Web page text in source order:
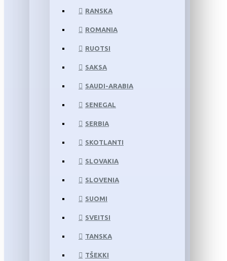
RANSKA
ROMANIA
RUOTSI
SAKSA
SAUDI-ARABIA
SENEGAL
SERBIA
SKOTLANTI
SLOVAKIA
SLOVENIA
SUOMI
SVEITSI
TANSKA
TŠEKKI